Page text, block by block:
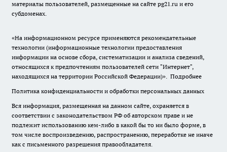
материалы пользователей, размещенные на сайте pg21.ru и его
субдоменах.
«На информационном ресурсе применяются рекомендательные
технологии (информационные технологии предоставления
информации на основе сбора, систематизации и анализа сведений,
относящихся к предпочтениям пользователей сети "Интернет",
находящихся на территории Российской Федерации)». Подробнее
Политика конфиденциальности и обработки персональных данных
Вся информация, размещенная на данном сайте, охраняется в
соответствии с законодательством РФ об авторском праве и не
подлежит использованию кем-либо в какой бы то ни было форме, в
том числе воспроизведению, распространению, переработке не иначе
как с письменного разрешения правообладателя.